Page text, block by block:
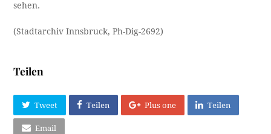
sehen.
(Stadtarchiv Innsbruck, Ph-Dig-2692)
Teilen
Tweet Teilen Plus one Teilen
Email